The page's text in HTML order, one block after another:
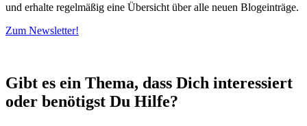
und erhalte regelmäßig eine Übersicht über alle neuen Blogeinträge.
Zum Newsletter!
Gibt es ein Thema, dass Dich interessiert
oder benötigst Du Hilfe?